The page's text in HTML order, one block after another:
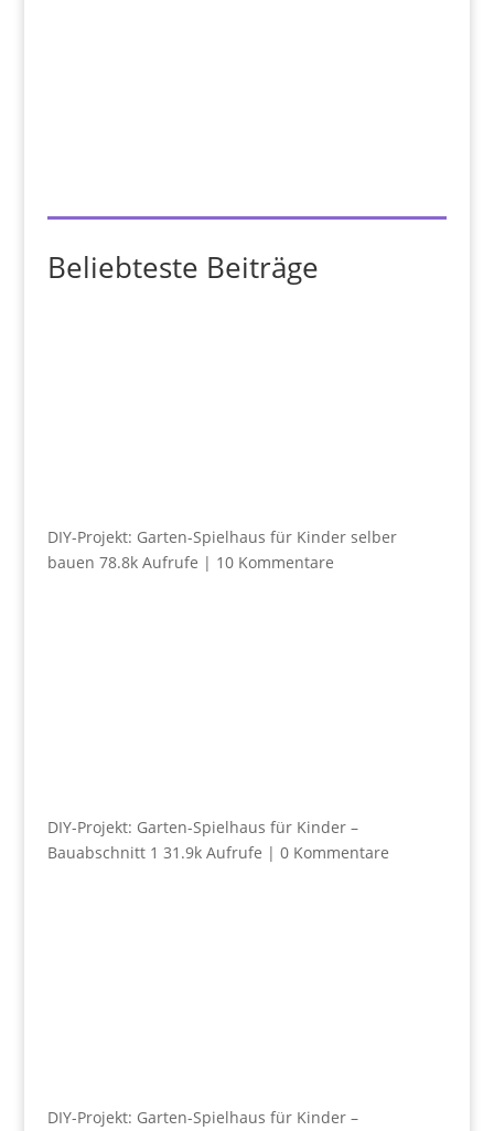
Beliebteste Beiträge
DIY-Projekt: Garten-Spielhaus für Kinder selber
bauen 78.8k Aufrufe | 10 Kommentare
DIY-Projekt: Garten-Spielhaus für Kinder –
Bauabschnitt 1 31.9k Aufrufe | 0 Kommentare
DIY-Projekt: Garten-Spielhaus für Kinder –